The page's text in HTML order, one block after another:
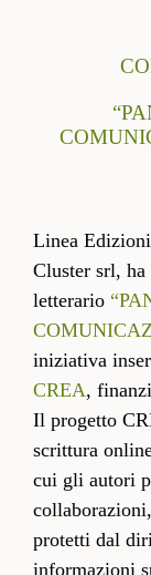
Linea
Cluster srl,
letterario
iniziativa
CREA,
Il progetto
scrittura
cui gli autori
protetti dal
informazioni